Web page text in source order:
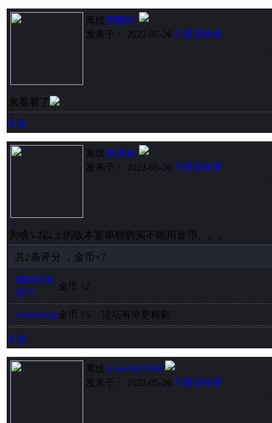
离线 阿阳歌
发表于： 2022-05-26 只看该作者
来看看了
回复
离线 陈英俊
发表于： 2022-05-26 只看该作者
为啥5.2以上的版本要单独购买不能用金币。。。
共2条评分 ， 金币+7
疯狂的鱼
头啊
金币 +2 -
alhshaying金币 +5 论坛有你更精彩
回复
离线 love40621098
发表于： 2022-05-26 只看该作者